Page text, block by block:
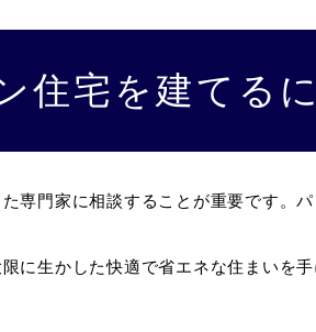
住宅を建てる
専門家に相談することが重要です。
に生かした快適で省エネな住まいを